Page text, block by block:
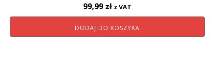
99,99 zł z VAT
DODAJ DO KOSZYKA